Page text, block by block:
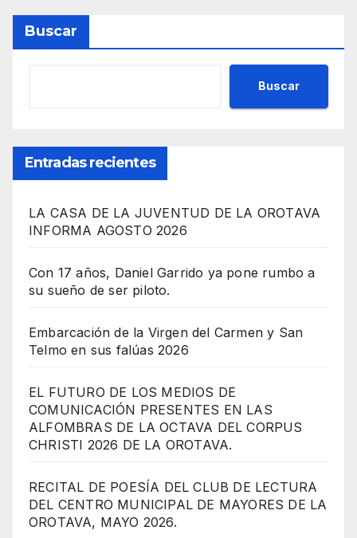
Buscar
Buscar
Entradas recientes
LA CASA DE LA JUVENTUD DE LA OROTAVA
INFORMA AGOSTO 2026
Con 17 años, Daniel Garrido ya pone rumbo a
su sueño de ser piloto.
Embarcación de la Virgen del Carmen y San
Telmo en sus falúas 2026
EL FUTURO DE LOS MEDIOS DE
COMUNICACIÓN PRESENTES EN LAS
ALFOMBRAS DE LA OCTAVA DEL CORPUS
CHRISTI 2026 DE LA OROTAVA.
RECITAL DE POESÍA DEL CLUB DE LECTURA
DEL CENTRO MUNICIPAL DE MAYORES DE LA
OROTAVA, MAYO 2026.